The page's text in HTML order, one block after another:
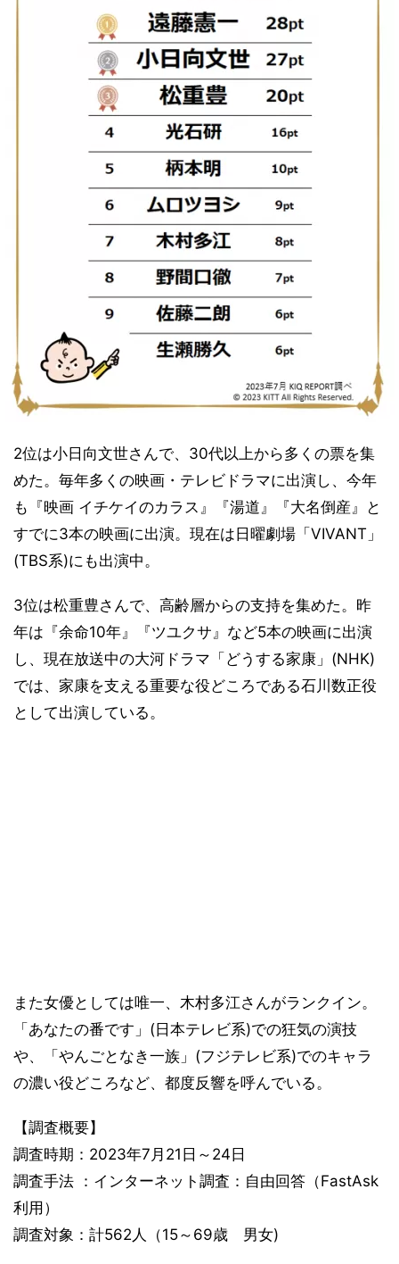
2位は小日向文世さんで、30代以上から多くの票を集
めた。毎年多くの映画・テレビドラマに出演し、今年
も『映画 イチケイのカラス』『湯道』『大名倒産』と
すでに3本の映画に出演。現在は日曜劇場「VIVANT」
(TBS系)にも出演中。
3位は松重豊さんで、高齢層からの支持を集めた。昨
年は『余命10年』『ツユクサ』など5本の映画に出演
し、現在放送中の大河ドラマ「どうする家康」(NHK)
では、家康を支える重要な役どころである石川数正役
として出演している。
また女優としては唯一、木村多江さんがランクイン。
「あなたの番です」(日本テレビ系)での狂気の演技
や、「やんごとなき一族」(フジテレビ系)でのキャラ
の濃い役どころなど、都度反響を呼んでいる。
【調査概要】
調査時期：2023年7月21日～24日
調査手法 ：インターネット調査：自由回答（FastAsk
利用）
調査対象：計562人（15～69歳 男女)